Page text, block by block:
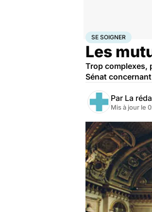
AccueilSantéSociété
SE SOIGNER
Les
Trop complexes,
Sénat
Par La
Mis à jour le